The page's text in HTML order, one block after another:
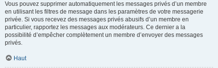
Vous pouvez supprimer automatiquement les messages privés d’un membre
en utilisant les filtres de message dans les paramètres de votre messagerie
privée. Si vous recevez des messages privés abusifs d’un membre en
particulier, rapportez les messages aux modérateurs. Ce dernier a la
possibilité d’empêcher complètement un membre d’envoyer des messages
privés.
Haut